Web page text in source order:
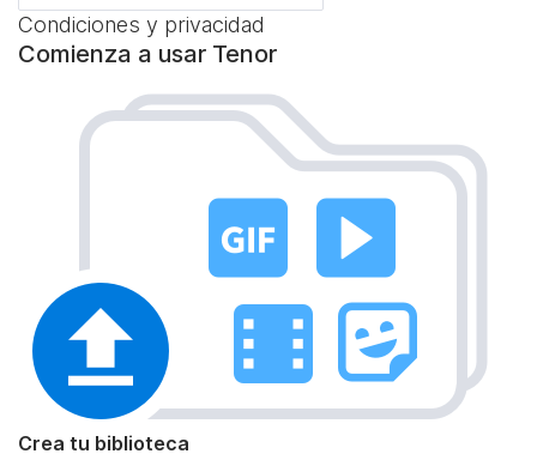
Condiciones y privacidad
Comienza a usar Tenor
Crea tu biblioteca